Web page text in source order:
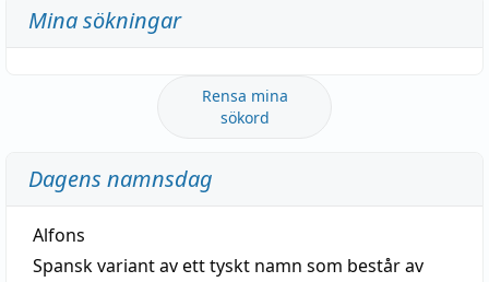
Mina sökningar
Rensa mina
sökord
Dagens namnsdag
Alfons
Spansk variant av ett tyskt namn som består av